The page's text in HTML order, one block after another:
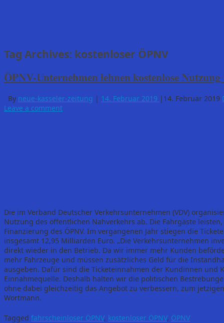
Tag Archives: kostenloser ÖPNV
ÖPNV-Unternehmen lehnen kostenlose
By neue-kasseler-zeitung | 14. Februar 2019 | 14. Februar 2019
Leave a comment
Die im Verband Deutscher Verkehrsunternehmen (VDV)
Nutzung des öffentlichen Nahverkehrs ab. Die Fahrgäste
Finanzierung des ÖPNV. Im vergangenen Jahr stiegen die
insgesamt 12,95 Milliarden Euro. „Die Verkehrsunternehmen
direkt wieder in den Betrieb. Da wir immer mehr Kunden
mehr Fahrzeuge und müssen zusätzliches Geld für die
ausgeben. Dafür sind die Ticketeinnahmen der Kundinnen und
Einnahmequelle. Deshalb halten wir die politischen
ohne dabei gleichzeitig das Angebot zu verbessern, zum
Wortmann.
Tagged fahrscheinloser ÖPNV, kostenloser ÖPNV, ÖPNV